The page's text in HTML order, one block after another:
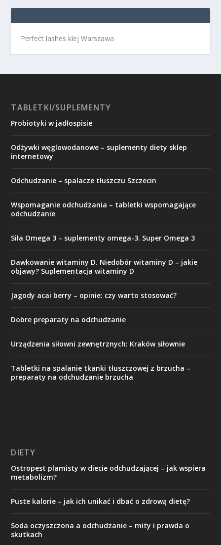
Perfect lashes klej Warszawa
TABLETKI/SUPLEMENTY
Probiotyki w jadłospisie
Odżywki węglowodanowe – suplementy diety sklep
internetowy
Odchudzanie – spalacze tłuszczu Szczecin
Wspomaganie odchudzania – tabletki wspomagające
odchudzanie
Siła Omega 3 – suplementy omega-3. Super Omega 3
Dawkowanie witaminy D. Niedobór witaminy D – jakie
objawy? Suplementacja witaminy D
Jagody acai berry – opinie: czy warto stosować?
Dobre preparaty na odchudzanie
Urządzenia siłowni zewnętrznych: Kraków siłownie
Tabletki na spalanie tkanki tłuszczowej z brzucha –
preparaty na odchudzanie brzucha
DIETY
Ostropest plamisty w diecie odchudzającej – jak wspiera
metabolizm?
Puste kalorie – jak ich unikać i dbać o zdrową dietę?
Soda oczyszczona a odchudzanie – mity i prawda o
skutkach